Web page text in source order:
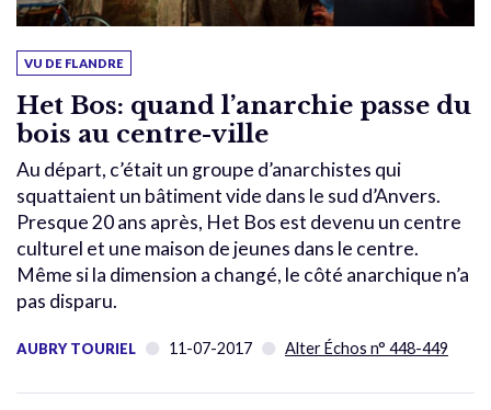
VU DE FLANDRE
Het Bos: quand l’anarchie passe du
bois au centre-ville
Au départ, c’était un groupe d’anarchistes qui
squattaient un bâtiment vide dans le sud d’Anvers.
Presque 20 ans après, Het Bos est devenu un centre
culturel et une maison de jeunes dans le centre.
Même si la dimension a changé, le côté anarchique n’a
pas disparu.
AUBRY TOURIEL 11-07-2017 Alter Échos n° 448-449